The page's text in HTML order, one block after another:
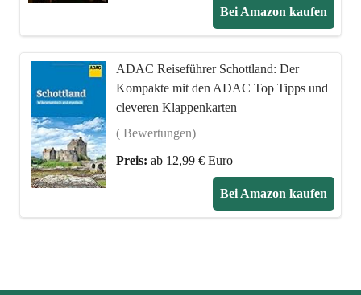
Bei Amazon kaufen
ADAC Reiseführer Schottland: Der
Kompakte mit den ADAC Top Tipps und
cleveren Klappenkarten
( Bewertungen)
Preis: ab 12,99 € Euro
Bei Amazon kaufen